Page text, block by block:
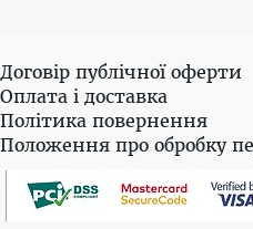
Договір публічної оферти
Оплата і доставка
Політика повернення
Положення про обробку